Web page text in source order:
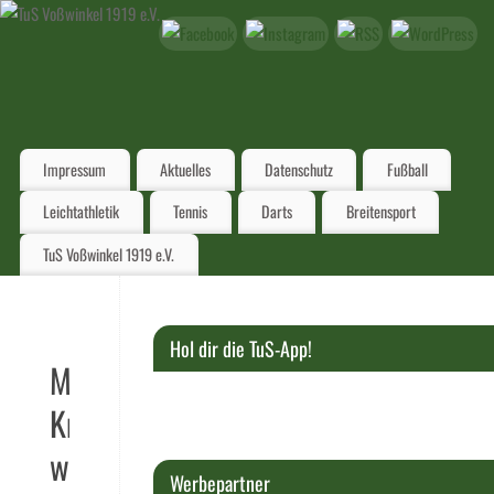
Impressum Aktuelles Datenschutz
Fußball
Leichtathletik
Tennis Darts
Breitensport
TuS Voßwinkel 1919 e.V.
Michael
Knobloch
wird
Hol dir die TuS-App!
Werbepartner